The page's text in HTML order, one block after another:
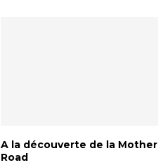
A la découverte de la Mother
Road